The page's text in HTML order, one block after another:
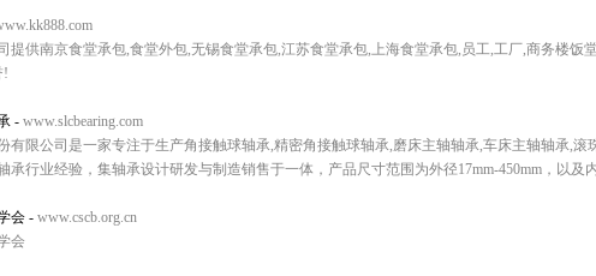
提供南京食堂承包,食堂外包,无锡食堂承包,江苏食堂承包,上海食堂承包,员工,工厂,商务楼饭
!
- www.slcbearing.com
有限公司是一家专注于生产角接触球轴承,精密角接触球轴承,磨床主轴轴承,车床主轴轴承,
承行业经验，集轴承设计研发与制造销售于一体，产品尺寸范围为外径17mm-450mm，以及内
会 - www.cscb.org.cn
会